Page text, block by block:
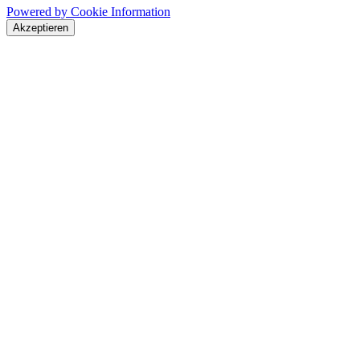
Powered by Cookie Information
Akzeptieren